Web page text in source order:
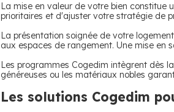
La mise en valeur de votre bien constitue
prioritaires et d'ajuster votre stratégie de
La présentation soignée de votre
aux espaces de rangement. Une mise en
Les programmes Cogedim intègrent dès
généreuses ou les matériaux nobles
Les solutions Cogedim